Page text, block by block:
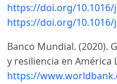
https://doi.org/10.1016/
https://doi.org/10.1016/
Banco Mundial. (2020).
y resiliencia en América
https://